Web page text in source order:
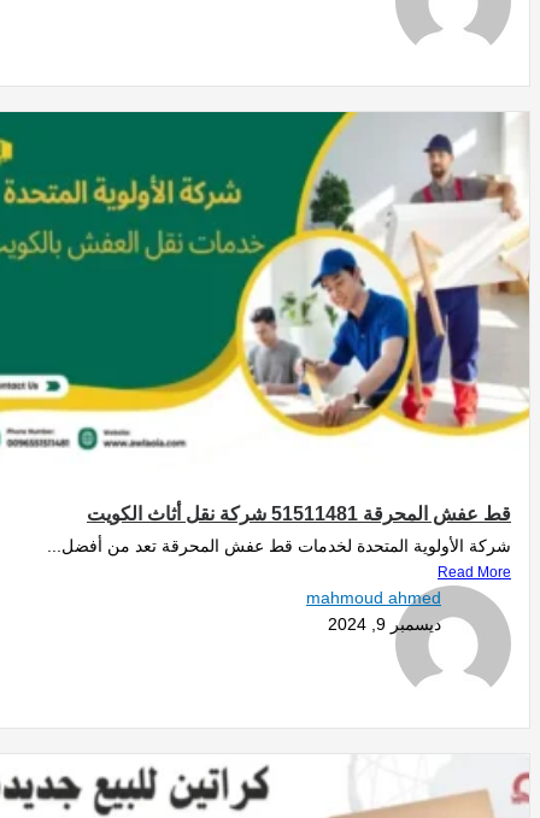
قط عفش المحرقة 51511481 شركة نقل أثاث الكويت
شركة الأولوية المتحدة لخدمات قط عفش المحرقة تعد من أفضل...
Read More
mahmoud ahmed
ديسمبر 9, 2024